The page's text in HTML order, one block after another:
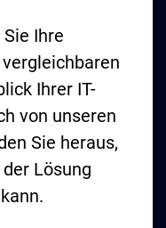
Ihre
Ihrer IT-
von unseren
Sie heraus,
Lösung